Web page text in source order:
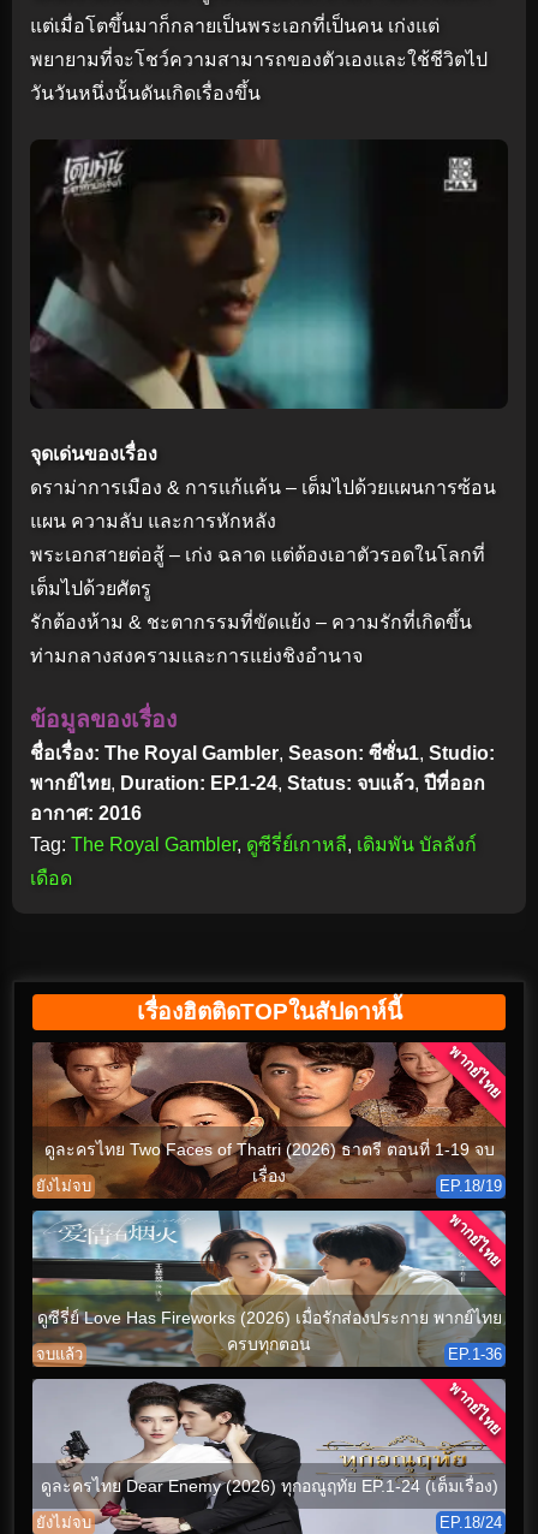
แต่เมื่อโตขึ้นมาก็กลายเป็นพระเอกที่เป็นคน เก่งแต่
พยายามที่จะโชว์ความสามารถของตัวเองและใช้ชีวิตไป
วันวันหนึ่งนั้นดันเกิดเรื่องขึ้น
จุดเด่นของเรื่อง
ดราม่าการเมือง & การแก้แค้น – เต็มไปด้วยแผนการซ้อน
แผน ความลับ และการหักหลัง
พระเอกสายต่อสู้ – เก่ง ฉลาด แต่ต้องเอาตัวรอดในโลกที่
เต็มไปด้วยศัตรู
รักต้องห้าม & ชะตากรรมที่ขัดแย้ง – ความรักที่เกิดขึ้น
ท่ามกลางสงครามและการแย่งชิงอำนาจ
ข้อมูลของเรื่อง
ชื่อเรื่อง: The Royal Gambler, Season: ซีซั่น1, Studio:
พากย์ไทย, Duration: EP.1-24, Status: จบแล้ว, ปีที่ออก
อากาศ: 2016
Tag: The Royal Gambler, ดูซีรี่ย์เกาหลี, เดิมพัน บัลลังก์
เดือด
เรื่องฮิตติดTOPในสัปดาห์นี้
ดูละครไทย Two Faces of Thatri (2026) ธาตรี ตอนที่ 1-19 จบ
เรื่อง
ยังไม่จบ EP.18/19
พากย์ไทย
ดูซีรี่ย์ Love Has Fireworks (2026) เมื่อรักส่องประกาย พากย์ไทย
ครบทุกตอน
จบแล้ว EP.1-36
พากย์ไทย
ดูละครไทย Dear Enemy (2026) ทุกอณูฤทัย EP.1-24 (เต็มเรื่อง)
ยังไม่จบ EP.18/24
พากย์ไทย